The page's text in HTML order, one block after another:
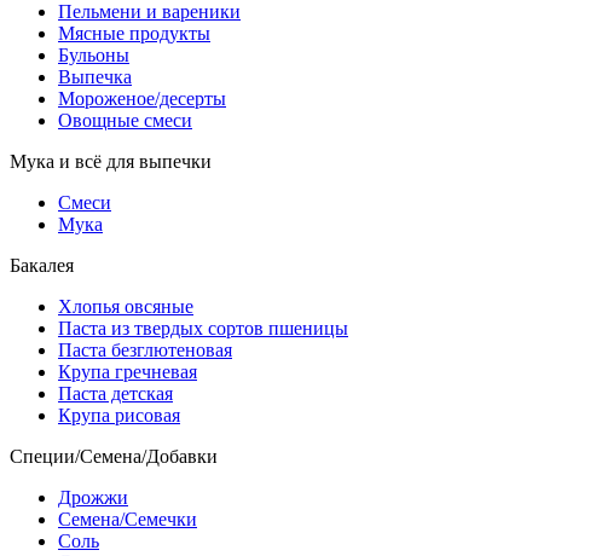
Пельмени и вареники
Мясные продукты
Бульоны
Выпечка
Мороженое/десерты
Овощные смеси
Мука и всё для выпечки
Смеси
Мука
Бакалея
Хлопья овсяные
Паста из твердых сортов пшеницы
Паста безглютеновая
Крупа гречневая
Паста детская
Крупа рисовая
Специи/Семена/Добавки
Дрожжи
Семена/Семечки
Соль